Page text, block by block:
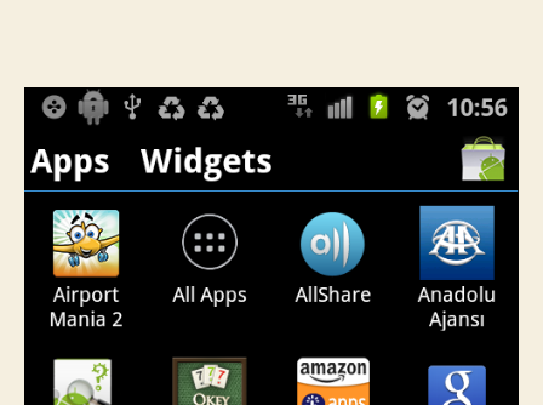
Üstünde
Deneyin
Launcher
için